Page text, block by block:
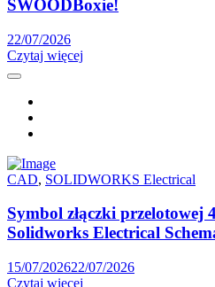
SWOODBoxie!
22/07/2026
Czytaj więcej
CAD, SOLIDWORKS Electrical
Symbol złączki przelotowej
Solidworks Electrical
15/07/202622/07/2026
Czytaj więcej